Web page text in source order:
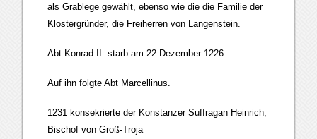
als Grablege gewählt, ebenso wie die die Familie der
Klostergründer, die Freiherren von Langenstein.
Abt Konrad II. starb am 22.Dezember 1226.
Auf ihn folgte Abt Marcellinus.
1231 konsekrierte der Konstanzer Suffragan Heinrich,
Bischof von Groß-Troja